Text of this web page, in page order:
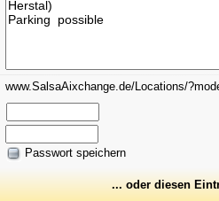
www.SalsaAixchange.de/Locations/
Passwort speichern
... oder diesen